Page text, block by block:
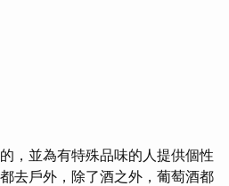
，並為有特殊品味的人提供個性
去戶外，除了酒之外，葡萄酒都